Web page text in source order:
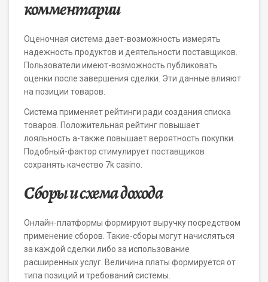
комментарии
Оценочная система дает-возможность измерять
надежность продуктов и деятельности поставщиков.
Пользователи имеют-возможность публиковать
оценки после завершения сделки. Эти данные влияют
на позиции товаров.
Система применяет рейтинги ради создания списка
товаров. Положительная рейтинг повышает
лояльность а-также повышает вероятность покупки.
Подобный-фактор стимулирует поставщиков
сохранять качество 7k casino.
Сборы и схема дохода
Онлайн-платформы формируют выручку посредством
применение сборов. Такие-сборы могут начисляться
за каждой сделки либо за использование
расширенных услуг. Величина платы формируется от
типа позиций и требований системы.